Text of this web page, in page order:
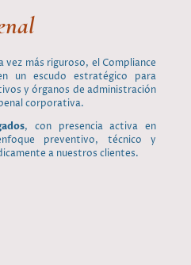
más riguroso, el Compliance
un escudo estratégico para
y órganos de administración
corporativa.
, con presencia activa en
preventivo, técnico y
a nuestros clientes.